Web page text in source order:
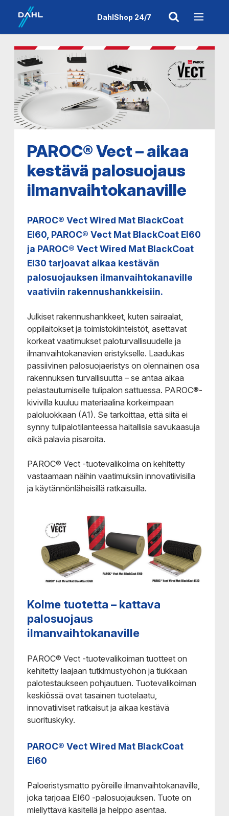
DahlShop 24/7
PAROC® Vect – aikaa
kestävä palosuojaus
ilmanvaihtokanaville
PAROC® Vect Wired Mat BlackCoat
EI60, PAROC® Vect Mat BlackCoat EI60
ja PAROC® Vect Wired Mat BlackCoat
EI30 tarjoavat aikaa kestävän
palosuojauksen ilmanvaihtokanaville
vaativiin rakennushankkeisiin.
Julkiset rakennushankkeet, kuten sairaalat,
oppilaitokset ja toimistokiinteistöt, asettavat
korkeat vaatimukset paloturvallisuudelle ja
ilmanvaihtokanavien eristykselle. Laadukas
passiivinen palosuojaeristys on olennainen osa
rakennuksen turvallisuutta – se antaa aikaa
pelastautumiselle tulipalon sattuessa. PAROC®-
kivivilla kuuluu materiaalina korkeimpaan
paloluokkaan (A1). Se tarkoittaa, että siitä ei
synny tulipalotilanteessa haitallisia savukaasuja
eikä palavia pisaroita.
PAROC® Vect -tuotevalikoima on kehitetty
vastaamaan näihin vaatimuksiin innovatiivisilla
ja käytännönläheisillä ratkaisuilla.
Kolme tuotetta – kattava
palosuojaus
ilmanvaihtokanaville
PAROC® Vect -tuotevalikoiman tuotteet on
kehitetty laajaan tutkimustyöhön ja tiukkaan
palotestaukseen pohjautuen. Tuotevalikoiman
keskiössä ovat tasainen tuotelaatu,
innovatiiviset ratkaisut ja aikaa kestävä
suorituskyky.
PAROC® Vect Wired Mat BlackCoat
EI60
Paloeristysmatto pyöreille ilmanvaihtokanaville,
joka tarjoaa EI60 -palosuojauksen. Tuote on
miellyttävä käsitellä ja helppo asentaa.